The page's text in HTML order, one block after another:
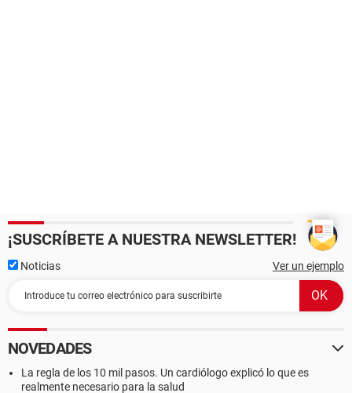
¡SUSCRÍBETE A NUESTRA NEWSLETTER!
Noticias Ver un ejemplo
NOVEDADES
La regla de los 10 mil pasos. Un cardiólogo explicó lo que es
realmente necesario para la salud